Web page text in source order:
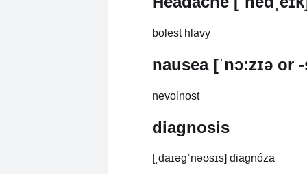
bolest hlavy
nausea [ˈnɔːzɪə or
nevolnost
diagnosis
[ˌdaɪəgˈnəʊsɪs] diagnóza